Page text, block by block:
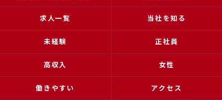
求人一覧 当社を知る
未経験 正社員
高収入 女性
働きやすい アクセス